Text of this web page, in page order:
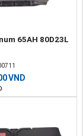
65AH 80D23L
VND